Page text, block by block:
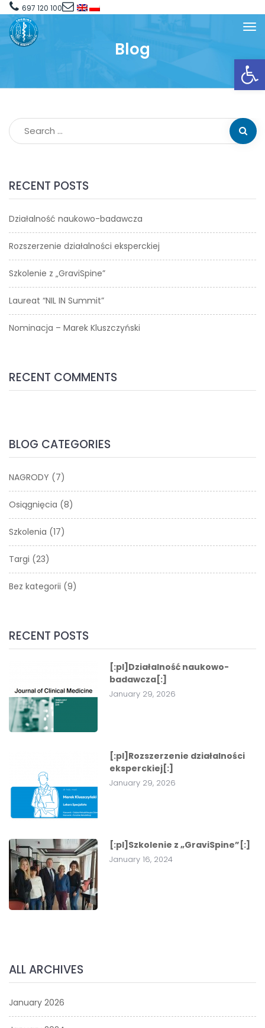
Open toolbar
697 120 100
Blog
RECENT POSTS
Działalność naukowo-badawcza
Rozszerzenie działalności eksperckiej
Szkolenie z „GraviSpine”
Laureat “NIL IN Summit”
Nominacja – Marek Kluszczyński
RECENT COMMENTS
BLOG CATEGORIES
NAGRODY (7)
Osiągnięcia (8)
Szkolenia (17)
Targi (23)
Bez kategorii (9)
RECENT POSTS
[:pl]Działalność naukowo-
badawcza[:]
January 29, 2026
[:pl]Rozszerzenie działalności
eksperckiej[:]
January 29, 2026
[:pl]Szkolenie z „GraviSpine”[:]
January 16, 2024
ALL ARCHIVES
January 2026